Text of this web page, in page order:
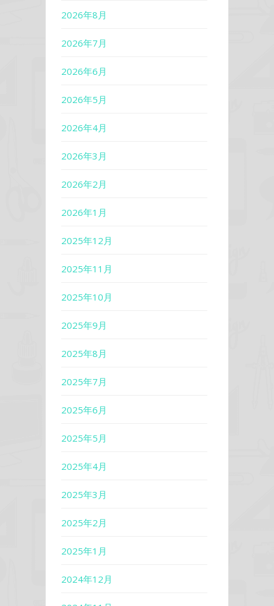
2026年8月
2026年7月
2026年6月
2026年5月
2026年4月
2026年3月
2026年2月
2026年1月
2025年12月
2025年11月
2025年10月
2025年9月
2025年8月
2025年7月
2025年6月
2025年5月
2025年4月
2025年3月
2025年2月
2025年1月
2024年12月